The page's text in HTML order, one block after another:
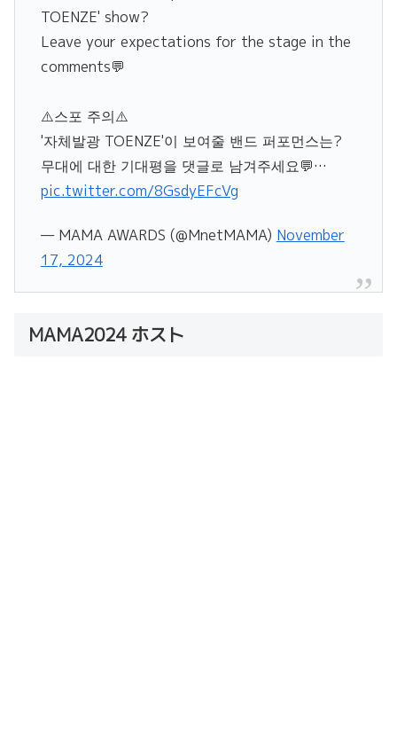
TOENZE' show?
Leave your expectations for the stage in the
comments💬
⚠️스포 주의⚠️
'자체발광 TOENZE'이 보여줄 밴드 퍼포먼스는?
무대에 대한 기대평을 댓글로 남겨주세요💬…
pic.twitter.com/8GsdyEFcVg
— MAMA AWARDS (@MnetMAMA) November
17, 2024
MAMA2024 ホスト